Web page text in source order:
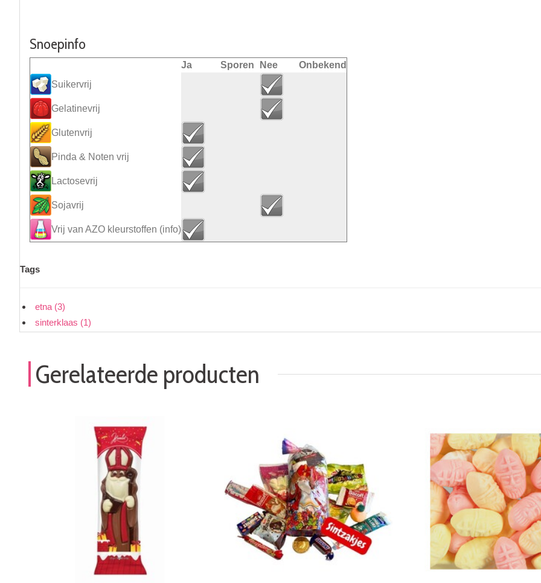
Snoepinfo
Ja Sporen Nee
Onbekend
Suikervrij
Gelatinevrij
Glutenvrij
Pinda & Noten vrij
Lactosevrij
Sojavrij
Vrij van AZO kleurstoffen (info)
Tags
etna (3)
sinterklaas (1)
Gerelateerde producten